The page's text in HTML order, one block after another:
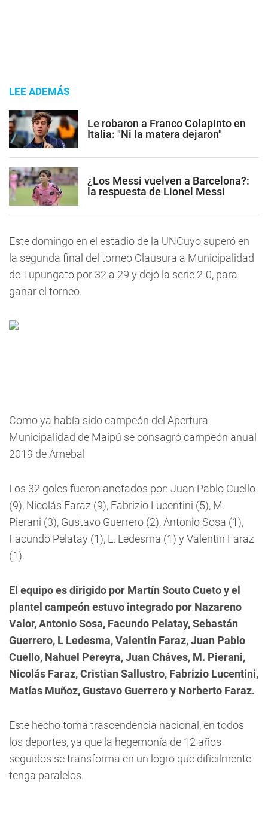
LEE ADEMÁS
Le robaron a Franco Colapinto en
Italia: "Ni la matera dejaron"
¿Los Messi vuelven a Barcelona?:
la respuesta de Lionel Messi
Este domingo en el estadio de la UNCuyo superó en
la segunda final del torneo Clausura a Municipalidad
de Tupungato por 32 a 29 y dejó la serie 2-0, para
ganar el torneo.
Como ya había sido campeón del Apertura
Municipalidad de Maipú se consagró campeón anual
2019 de Amebal
Los 32 goles fueron anotados por: Juan Pablo Cuello
(9), Nicolás Faraz (9), Fabrizio Lucentini (5), M.
Pierani (3), Gustavo Guerrero (2), Antonio Sosa (1),
Facundo Pelatay (1), L. Ledesma (1) y Valentín Faraz
(1).
El equipo es dirigido por Martín Souto Cueto y el
plantel campeón estuvo integrado por Nazareno
Valor, Antonio Sosa, Facundo Pelatay, Sebastán
Guerrero, L Ledesma, Valentín Faraz, Juan Pablo
Cuello, Nahuel Pereyra, Juan Cháves, M. Pierani,
Nicolás Faraz, Cristian Sallustro, Fabrizio Lucentini,
Matías Muñoz, Gustavo Guerrero y Norberto Faraz.
Este hecho toma trascendencia nacional, en todos
los deportes, ya que la hegemonía de 12 años
seguidos se transforma en un logro que difícilmente
tenga paralelos.